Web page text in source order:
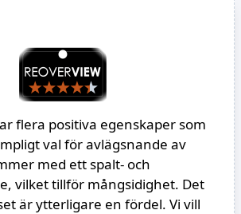
flera positiva egenskaper som
val för avlägsnande av
med ett spalt- och
vilket tillför mångsidighet. Det
är ytterligare en fördel. Vi vill